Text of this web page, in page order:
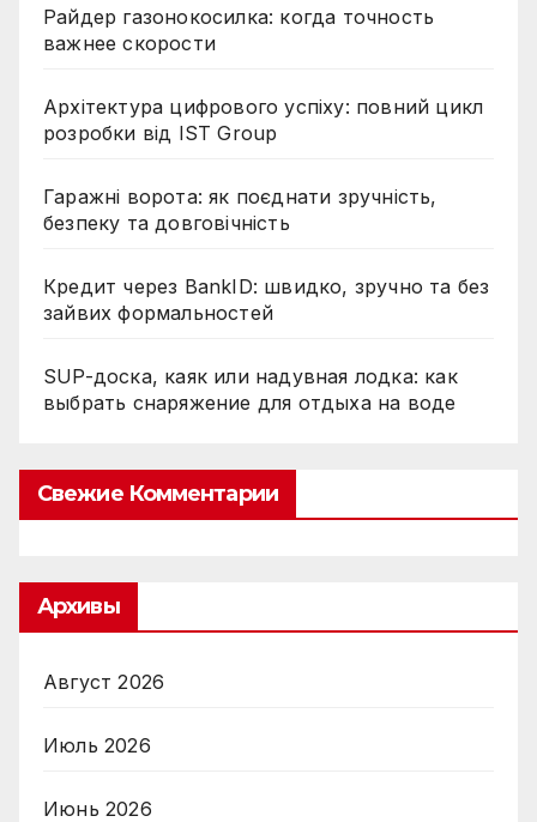
Райдер газонокосилка: когда точность
важнее скорости
Архітектура цифрового успіху: повний цикл
розробки від IST Group
Гаражні ворота: як поєднати зручність,
безпеку та довговічність
Кредит через BankID: швидко, зручно та без
зайвих формальностей
SUP-доска, каяк или надувная лодка: как
выбрать снаряжение для отдыха на воде
Свежие Комментарии
Архивы
Август 2026
Июль 2026
Июнь 2026